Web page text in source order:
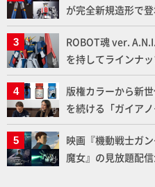
が完全新規造形で
下ろしでご紹介!!さ
ト」セット情報も
ROBOT魂 ver.
を持してラインナ
劇中どおりのプロ
ダム】
版権カラーから新
を続ける「ガイア
ー塗料の未来につ
映画『機動戦士ガ
魔女』の見放題配